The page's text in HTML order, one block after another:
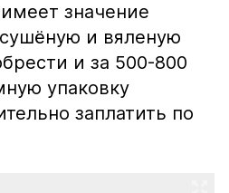
значение
и вяленую
и за 500-800
упаковку
заплатить по